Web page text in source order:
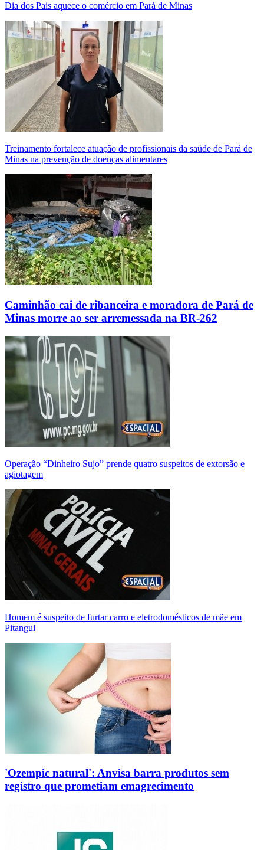
Dia dos Pais aquece o comércio em Pará de Minas
Treinamento fortalece atuação de profissionais da saúde de Pará de
Minas na prevenção de doenças alimentares
Caminhão cai de ribanceira e moradora de Pará de
Minas morre ao ser arremessada na BR-262
Operação “Dinheiro Sujo” prende quatro suspeitos de extorsão e
agiotagem
Homem é suspeito de furtar carro e eletrodomésticos de mãe em
Pitangui
'Ozempic natural': Anvisa barra produtos sem
registro que prometiam emagrecimento